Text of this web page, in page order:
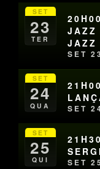
SET
23
TER
JAZZ
JAZZ
SET
SET
24
QUA SET
SET
25
QUI SET